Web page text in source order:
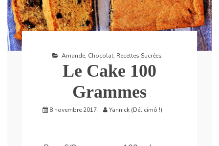
Amande, Chocolat, Recettes Sucrées
Le Cake 100
Grammes
8 novembre 2017 Yannick (Délicimô !)